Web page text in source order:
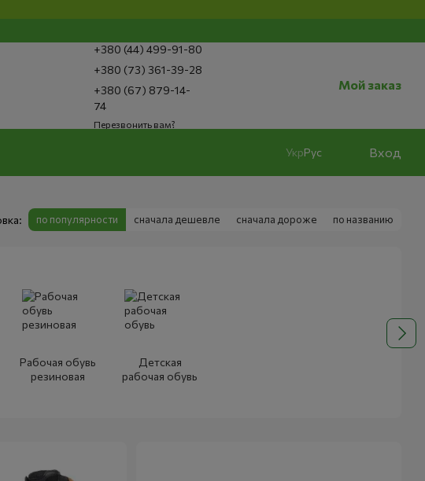
+380 (44) 499-91-80
+380 (73) 361-39-28
+380 (67) 879-14-
74
Перезвонить вам?
Мой заказ
УкрРус Вход
по популярности сначала дешевле сначала дороже по названию
Рабочая обувь
резиновая
Детская
рабочая обувь